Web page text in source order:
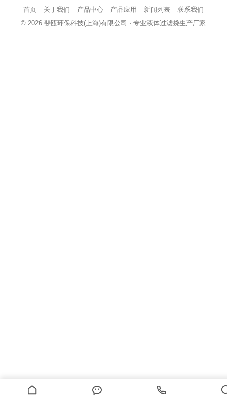
首页 关于我们 产品中心 产品应用 新闻列表
联系我们
© 2026斐瓯环保科技(上海)有限公司 · 专业液体过滤袋生产厂家